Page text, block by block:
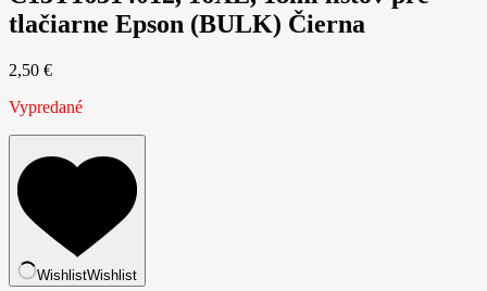
tlačiarne Epson (BULK) Čierna
2,50 €
Vypredané
WishlistWishlist